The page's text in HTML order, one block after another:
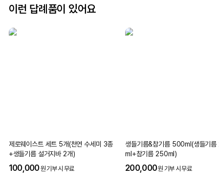
이런 답례품이 있어요
제로웨이스트 세트 5개(천연 수세미 3종
+생들기름 설거지바 2개)
100,000원 기부 시 무료
생들기름&참기름 500ml(생들기
ml+참기름 250ml)
200,000원 기부 시 무료